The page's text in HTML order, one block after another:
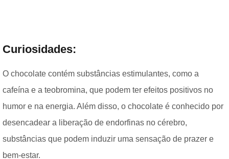
Curiosidades:
O chocolate contém substâncias estimulantes, como a
cafeína e a teobromina, que podem ter efeitos positivos no
humor e na energia. Além disso, o chocolate é conhecido por
desencadear a liberação de endorfinas no cérebro,
substâncias que podem induzir uma sensação de prazer e
bem-estar.